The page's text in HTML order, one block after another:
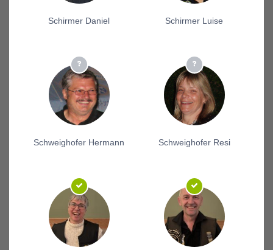
Schirmer Daniel Schirmer Luise
Schweighofer Hermann Schweighofer Resi